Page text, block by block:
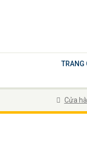
TRANG
Cửa